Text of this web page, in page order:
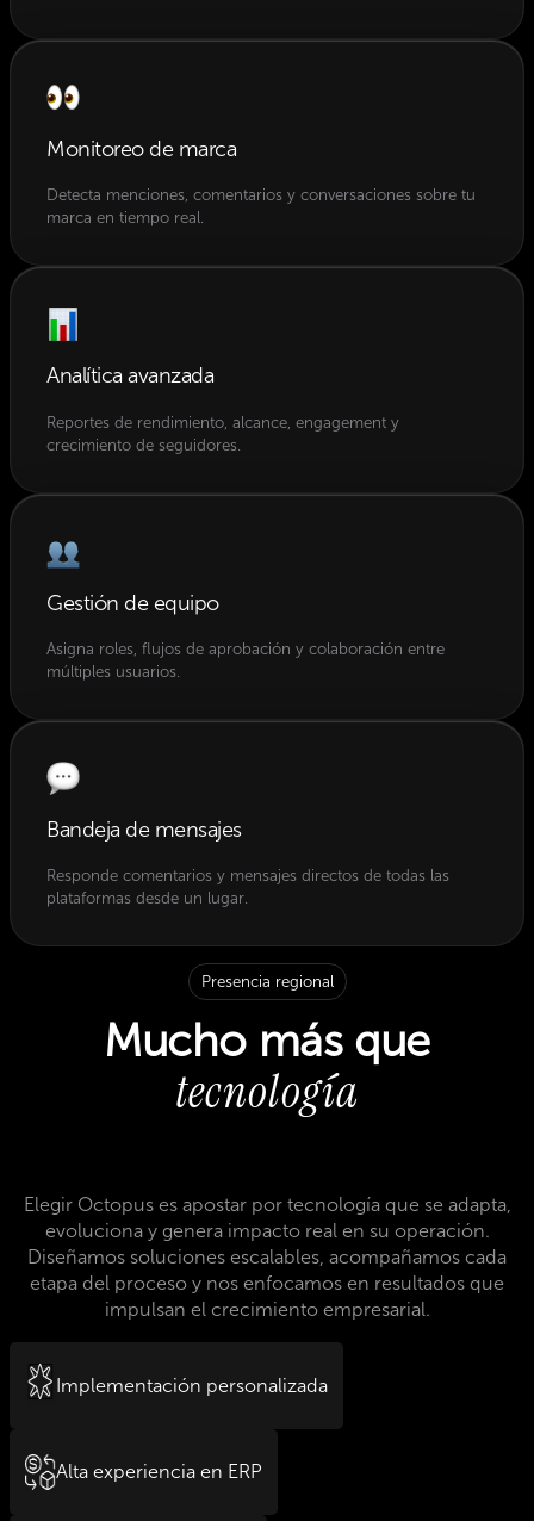
Monitoreo de marca
Detecta menciones, comentarios y conversaciones sobre tu
marca en tiempo real.
Analítica avanzada
Reportes de rendimiento, alcance, engagement y
crecimiento de seguidores.
Gestión de equipo
Asigna roles, flujos de aprobación y colaboración entre
múltiples usuarios.
Bandeja de mensajes
Responde comentarios y mensajes directos de todas las
plataformas desde un lugar.
Presencia regional
Mucho másque
tecnología
Elegir Octopus es apostar por tecnología que se adapta,
evoluciona y genera impacto real en su operación.
Diseñamos soluciones escalables, acompañamos cada
etapa del proceso y nos enfocamos en resultados que
impulsan el crecimiento empresarial.
Implementación personalizada
Alta experiencia en ERP